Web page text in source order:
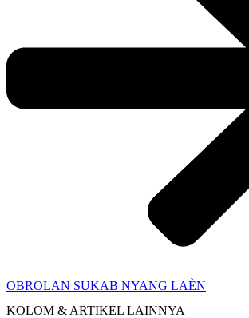
OBROLAN SUKAB NYANG LAÈN
KOLOM & ARTIKEL LAINNYA